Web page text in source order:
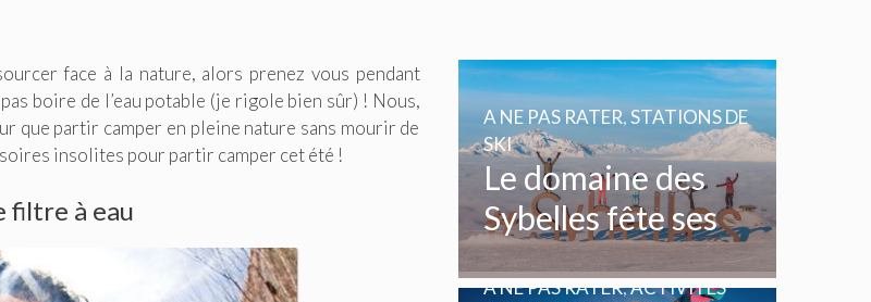
face à la nature, alors prenez vous pendant
boire de l’eau potable (je rigole bien sûr) ! Nous,
que partir camper en pleine nature sans mourir de
insolites pour partir camper cet été !
filtre à eau
Le domaine des
Sybelles fête ses
20 ans
A NE PAS RATER,STATIONS DE
SKI
A NE PAS RATER,ACTIVITÉS